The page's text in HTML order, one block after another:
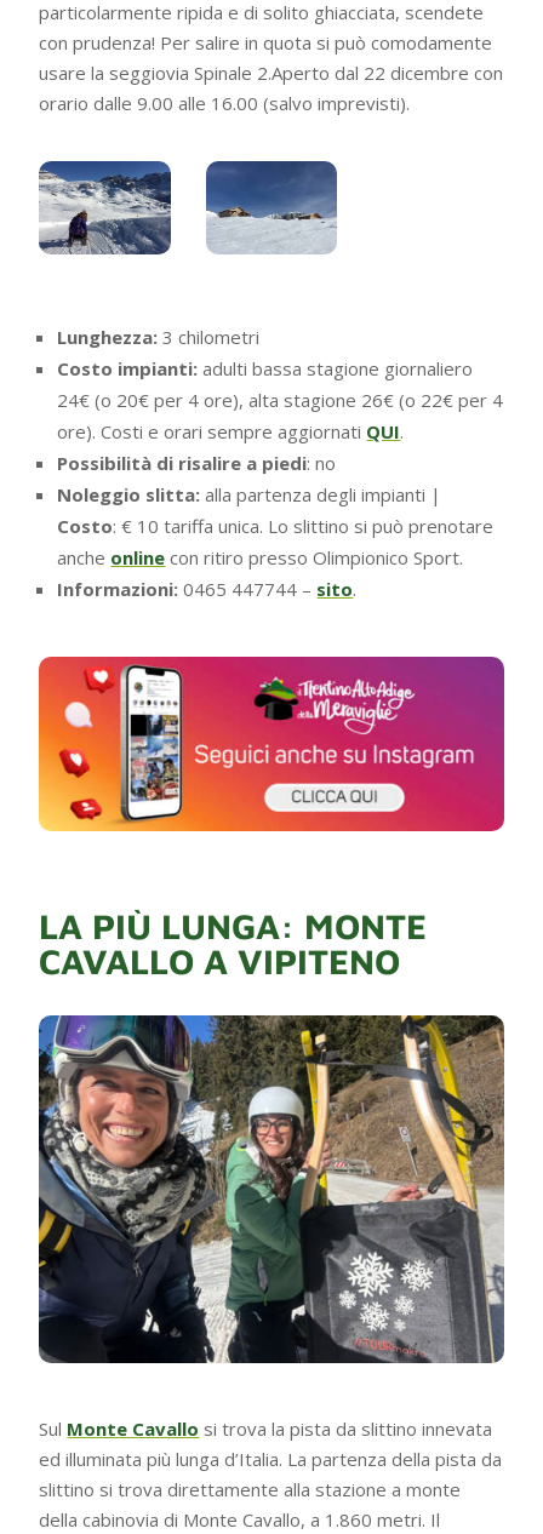
particolarmente ripida e di solito ghiacciata, scendete
con prudenza! Per salire in quota si può comodamente
usare la seggiovia Spinale 2.Aperto dal 22 dicembre con
orario dalle 9.00 alle 16.00 (salvo imprevisti).
Lunghezza: 3 chilometri
Costo impianti: adulti bassa stagione giornaliero
24€ (o 20€ per 4 ore), alta stagione 26€ (o 22€ per 4
ore). Costi e orari sempre aggiornati QUI.
Possibilità di risalire a piedi: no
Noleggio slitta: alla partenza degli impianti |
Costo: € 10 tariffa unica. Lo slittino si può prenotare
anche online con ritiro presso Olimpionico Sport.
Informazioni: 0465 447744 – sito.
LA PIÙ LUNGA: MONTE
CAVALLO A VIPITENO
Sul Monte Cavallo si trova la pista da slittino innevata
ed illuminata più lunga d’Italia. La partenza della pista da
slittino si trova direttamente alla stazione a monte
della cabinovia di Monte Cavallo, a 1.860 metri. Il